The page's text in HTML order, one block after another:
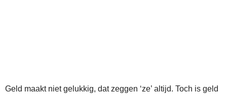
Geld maakt niet gelukkig, dat zeggen ‘ze’ altijd. Toch is geld